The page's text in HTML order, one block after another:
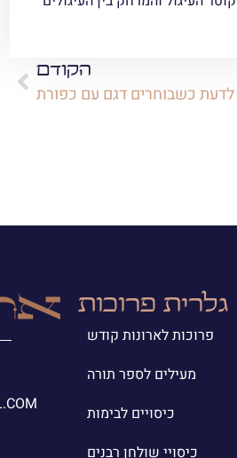
הקודם
גלרית פרוכות
פרוכות לארונות קודש
מעילים לספר תורה
כיסויים לבימות
כיסויי שולחן רבנים